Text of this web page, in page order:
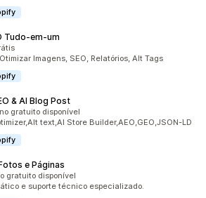
Tudo‑em‑um
todo
Imagens, SEO, Relatórios, Alt Tags
& AI Blog Post
todo
gratuito disponível
text,AI Store Builder,AEO,GEO,JSON-LD
e Páginas
todo
gratuito disponível
e suporte técnico especializado.